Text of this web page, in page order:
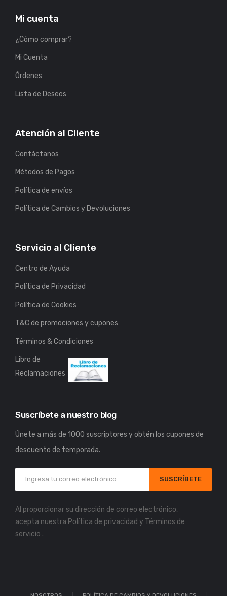
Mi cuenta
¿Cómo comprar?
Mi Cuenta
Órdenes
Lista de Deseos
Atención al Cliente
Contáctanos
Métodos de Pagos
Política de envíos
Política de Cambios y Devoluciones
Servicio al Cliente
Centro de Ayuda
Política de Privacidad
Política de Cookies
T&C de promociones y cupones
Términos & Condiciones
Libro de
Reclamaciones
Suscríbete a nuestro blog
Únete a más de 1000 suscriptores y obtén los cupones de
descuento de temporada.
SUSCRÍBETE
Al proporcionar su dirección de correo electrónico,
acepta nuestra Política de privacidad y Términos de
servicio .